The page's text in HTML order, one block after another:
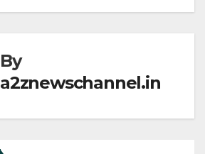
By
a2znewschannel.in